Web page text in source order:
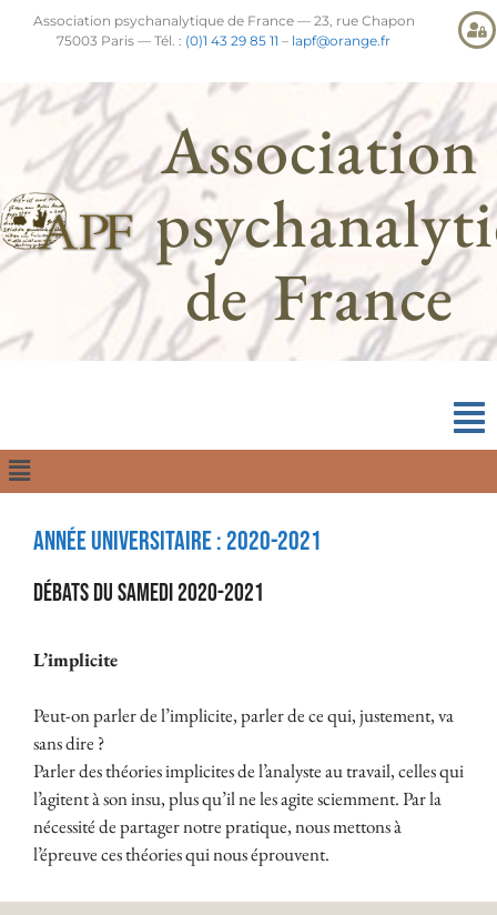
Association psychanalytique de France — 23, rue Chapon
75003 Paris — Tél. : (0)1 43 29 85 11 – lapf@orange.fr
Association
de France
Année universitaire : 2020-2021
Débats du samedi 2020-2021
L’implicite
Peut-on parler de l’implicite, parler de ce qui, justement, va
sans dire ?
Parler des théories implicites de l’analyste au travail, celles qui
l’agitent à son insu, plus qu’il ne les agite sciemment. Par la
nécessité de partager notre pratique, nous mettons à
l’épreuve ces théories qui nous éprouvent.